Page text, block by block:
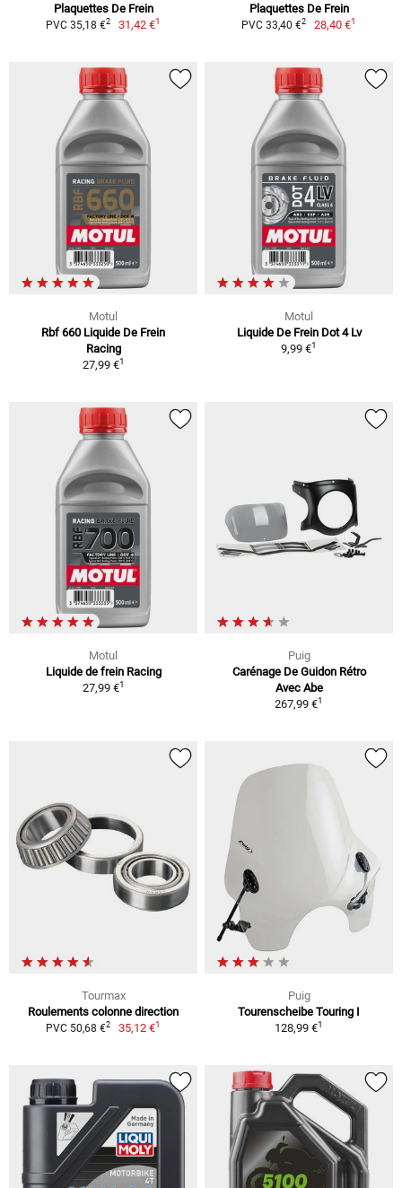
Plaquettes De Frein
PVC 35,18 €2 31,42 €1
Plaquettes De Frein
PVC 33,40 €2 28,40 €1
Motul
Rbf 660 Liquide De Frein
Racing
27,99 €1
Motul
Liquide De Frein Dot 4 Lv
9,99 €1
Motul
Liquide de frein Racing
27,99 €1
Puig
Carénage De Guidon Rétro
Avec Abe
267,99 €1
Tourmax
Roulements colonne direction
PVC 50,68 €2 35,12 €1
Puig
Tourenscheibe Touring I
128,99 €1